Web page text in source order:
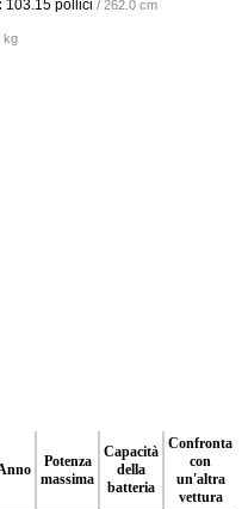
103.15 pollici / 262.0 cm
kg
Potenza
massima
Capacità
della
batteria
Confronta
con
un'altra
vettura